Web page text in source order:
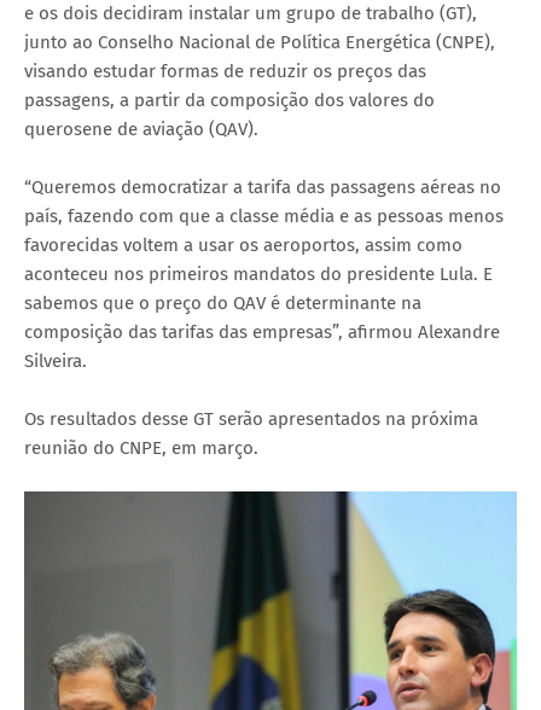
e os dois decidiram instalar um grupo de trabalho (GT),
junto ao Conselho Nacional de Política Energética (CNPE),
visando estudar formas de reduzir os preços das
passagens, a partir da composição dos valores do
querosene de aviação (QAV).
“Queremos democratizar a tarifa das passagens aéreas no
país, fazendo com que a classe média e as pessoas menos
favorecidas voltem a usar os aeroportos, assim como
aconteceu nos primeiros mandatos do presidente Lula. E
sabemos que o preço do QAV é determinante na
composição das tarifas das empresas”, afirmou Alexandre
Silveira.
Os resultados desse GT serão apresentados na próxima
reunião do CNPE, em março.